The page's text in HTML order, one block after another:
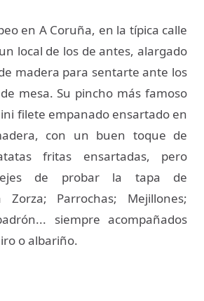
en A Coruña, en la típica calle
local de los de antes, alargado
madera para sentarte ante los
mesa. Su pincho más famoso
filete empanado ensartado en
con un buen toque de
fritas ensartadas, pero
de probar la tapa de
Zorza; Parrochas; Mejillones;
siempre acompañados
o albariño.